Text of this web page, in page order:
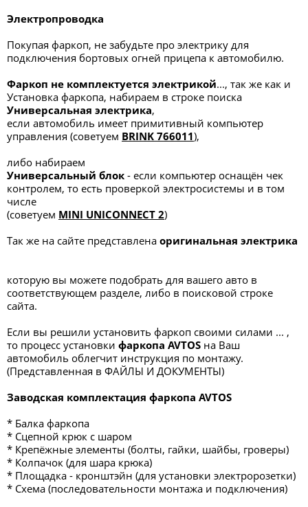
Электропроводка
Покупая фаркоп, не забудьте про электрику для
подключения бортовых огней прицепа к автомобилю.
Фаркоп не комплектуется электрикой..., так же как и
Установка фаркопа, набираем в строке поиска
Универсальная электрика,
если автомобиль имеет примитивный компьютер
управления (советуем BRINK 766011),
либо набираем
Универсальный блок - если компьютер оснащён чек
контролем, то есть проверкой электросистемы и в том
числе
(советуем MINI UNICONNECT 2)
Так же на сайте представлена оригинальная электрика
которую вы можете подобрать для вашего авто в
соответствующем разделе, либо в поисковой строке
сайта.
Если вы решили установить фаркоп своими силами ... ,
то процесс установки фаркопа AVTOS на Ваш
автомобиль облегчит инструкция по монтажу.
(Представленная в ФАЙЛЫ И ДОКУМЕНТЫ)
Заводская комплектация фаркопа AVTOS
* Балка фаркопа
* Сцепной крюк с шаром
* Крепёжные элементы (болты, гайки, шайбы, гроверы)
* Колпачок (для шара крюка)
* Площадка - кронштэйн (для установки электророзетки)
* Схема (последовательности монтажа и подключения)